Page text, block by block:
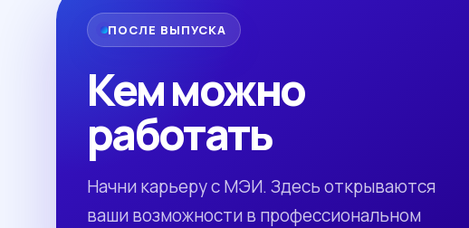
ПОСЛЕ ВЫПУСКА
Кем можно
работать
Начни карьеру с МЭИ. Здесь открываются
ваши возможности в профессиональном